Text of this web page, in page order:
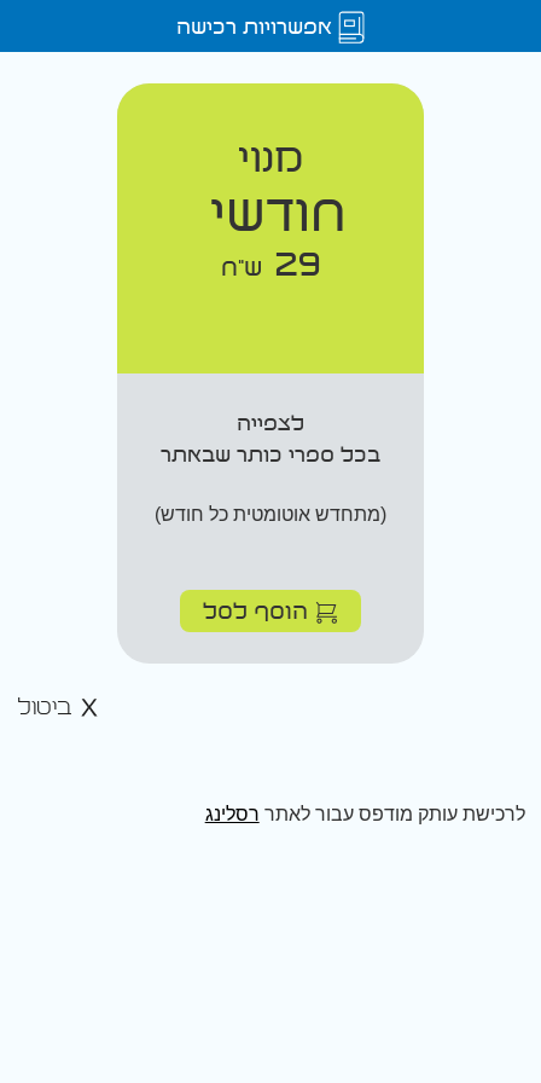
אפשרויות רכישה
מנוי
חודשי
29 ש"ח
לצפייה
בכל ספרי כותר שבאתר
(מתחדש אוטומטית כל חודש)
הוסף לסל
ביטול
לרכישת עותק מודפס עבור לאתר רסלינג